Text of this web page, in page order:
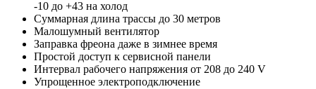
-10 до +43 на холод
Суммарная длина трассы до 30 метров
Малошумный вентилятор
Заправка фреона даже в зимнее время
Простой доступ к сервисной панели
Интервал рабочего напряжения от 208 до 240 V
Упрощенное электроподключение